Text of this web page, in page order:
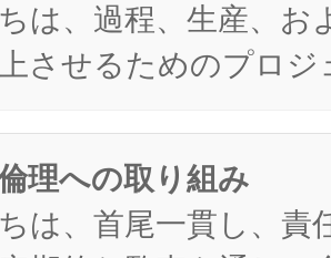
は、過程、生産、お
させるためのプロ
理への取り組み
は、首尾一貫し、責